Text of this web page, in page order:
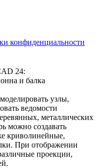
конфиденциальности
24:
и балка
узлы,
ведомости
металлических
можно создавать
криволинейные,
При отображении
проекции,